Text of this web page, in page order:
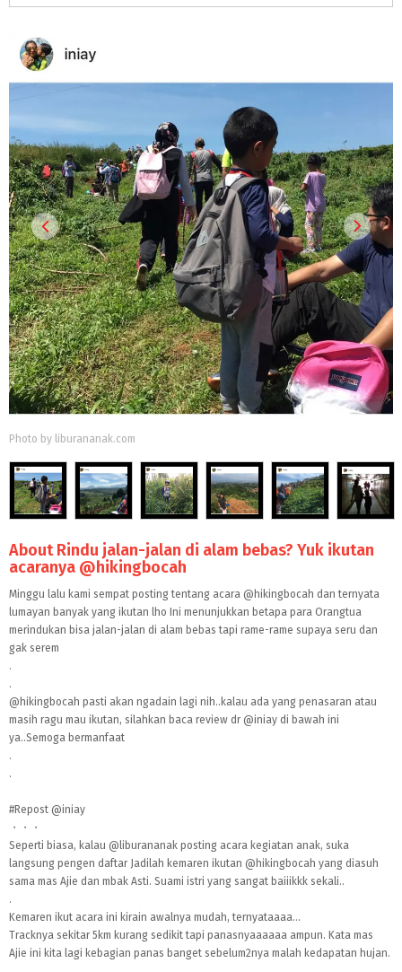
Photo by liburananak.com
About Rindu jalan-jalan di alam bebas? Yuk ikutan
acaranya @hikingbocah
Minggu lalu kami sempat posting tentang acara @hikingbocah dan ternyata
lumayan banyak yang ikutan lho Ini menunjukkan betapa para Orangtua
merindukan bisa jalan-jalan di alam bebas tapi rame-rame supaya seru dan
gak serem
.
.
@hikingbocah pasti akan ngadain lagi nih..kalau ada yang penasaran atau
masih ragu mau ikutan, silahkan baca review dr @iniay di bawah ini
ya..Semoga bermanfaat
.
.
#Repost @iniay
・・・
Seperti biasa, kalau @liburananak posting acara kegiatan anak, suka
langsung pengen daftar Jadilah kemaren ikutan @hikingbocah yang diasuh
sama mas Ajie dan mbak Asti. Suami istri yang sangat baiiikkk sekali..
.
Kemaren ikut acara ini kirain awalnya mudah, ternyataaaa...
Tracknya sekitar 5km kurang sedikit tapi panasnyaaaaaa ampun. Kata mas
Ajie ini kita lagi kebagian panas banget sebelum2nya malah kedapatan hujan.